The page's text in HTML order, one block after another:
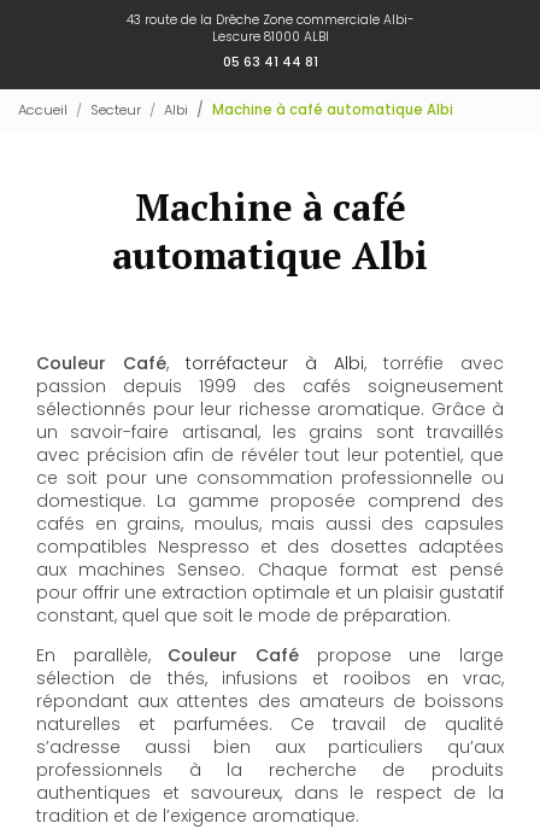
43 route de la Drêche Zone commerciale Albi-
Lescure 81000 ALBI
05 63 41 44 81
Accueil Secteur Albi Machine à café automatique Albi
Machine à café
automatique Albi
Couleur Café, torréfacteur à Albi, torréfie avec
passion depuis 1999 des cafés soigneusement
sélectionnés pour leur richesse aromatique. Grâce à
un savoir-faire artisanal, les grains sont travaillés
avec précision afin de révéler tout leur potentiel, que
ce soit pour une consommation professionnelle ou
domestique. La gamme proposée comprend des
cafés en grains, moulus, mais aussi des capsules
compatibles Nespresso et des dosettes adaptées
aux machines Senseo. Chaque format est pensé
pour offrir une extraction optimale et un plaisir gustatif
constant, quel que soit le mode de préparation.
En parallèle, Couleur Café propose une large
sélection de thés, infusions et rooibos en vrac,
répondant aux attentes des amateurs de boissons
naturelles et parfumées. Ce travail de qualité
s’adresse aussi bien aux particuliers qu’aux
professionnels à la recherche de produits
authentiques et savoureux, dans le respect de la
tradition et de l’exigence aromatique.